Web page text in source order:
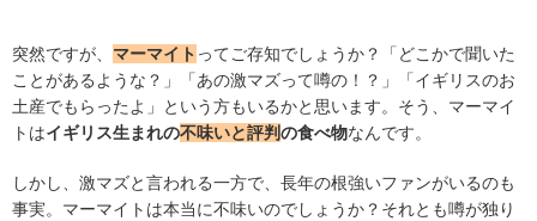
突然ですが、 マーマイト ってご存知でしょうか？「どこかで聞いた
ことがあるような？」「あの激マズって噂の！？」「イギリスのお
土産でもらったよ」という方もいるかと思います。そう、マーマイ
トはイギリス生まれの不味いと評判の食べ物なんです。
しかし、激マズと言われる一方で、長年の根強いファンがいるのも
事実。マーマイトは本当に不味いのでしょうか？それとも噂が独り